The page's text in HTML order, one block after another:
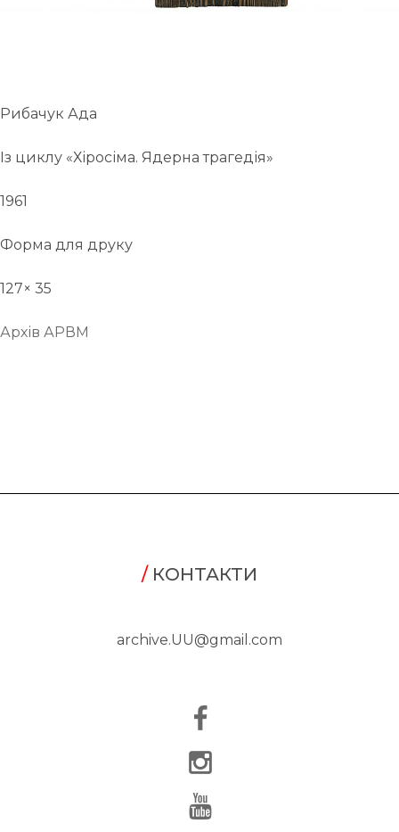
Рибачук Ада
Із циклу «Хіросіма. Ядерна трагедія»
1961
Форма для друку
127× 35
Архів АРВМ
/КОНТАКТИ
archive.UU@gmail.com